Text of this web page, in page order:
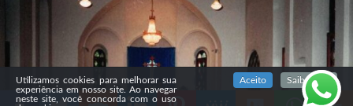
SIGA NOSSAS REDES SOCIAIS
Utilizamos cookies para melhorar sua
experiência em nosso site. Ao navegar
neste site, você concorda com o uso
Aceito Saiba mais